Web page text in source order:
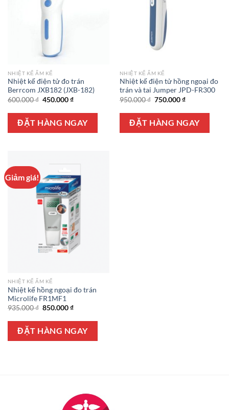
NHIỆT KẾ ẨM KẾ
Nhiệt kế điện tử đo trán
Berrcom JXB182 (JXB-182)
600.000₫ Giá
là:
600.000 ₫.
450.000₫Giá
tại
là:
450.000 ₫.
ĐẶT HÀNG NGAY
NHIỆT KẾ ẨM KẾ
Nhiệt kế điện tử hồng ngoại đo
trán và tai Jumper JPD-FR300
950.000₫ Giá
là:
950.000 ₫.
750.000₫Giá
tại
là:
750.000 ₫.
ĐẶT HÀNG NGAY
Giảm giá!
NHIỆT KẾ ẨM KẾ
Nhiệt kế hồng ngoại đo trán
Microlife FR1MF1
935.000₫ Giá
là:
935.000 ₫.
850.000₫Giá
tại
là:
850.000 ₫.
ĐẶT HÀNG NGAY